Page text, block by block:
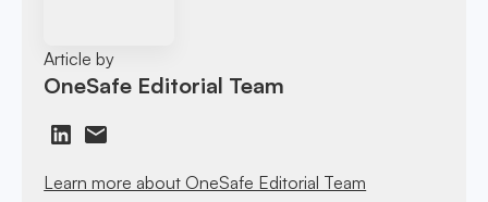
Article by
OneSafe Editorial Team
Learn more about OneSafe Editorial Team